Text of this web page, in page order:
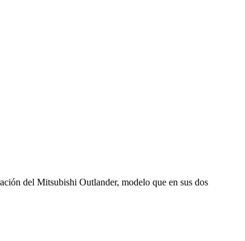
del Mitsubishi Outlander, modelo que en sus dos